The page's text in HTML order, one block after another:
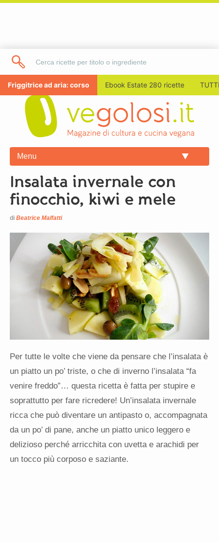
Friggitrice ad aria: corso Ebook Estate 280 ricette
Menu
Insalata invernale con
finocchio, kiwi e mele
di Beatrice Malfatti
Per tutte le volte che viene da pensare che l’insalata è
un piatto un po’ triste, o che di inverno l’insalata “fa
venire freddo”… questa ricetta è fatta per stupire e
soprattutto per fare ricredere! Un’insalata invernale
ricca che può diventare un antipasto o, accompagnata
da un po’ di pane, anche un piatto unico leggero e
delizioso perché arricchita con uvetta e arachidi per
un tocco più corposo e saziante.